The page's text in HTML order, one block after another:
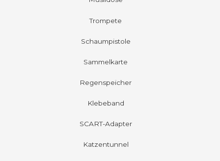
Trompete
Schaumpistole
Sammelkarte
Regenspeicher
Klebeband
SCART-Adapter
Katzentunnel